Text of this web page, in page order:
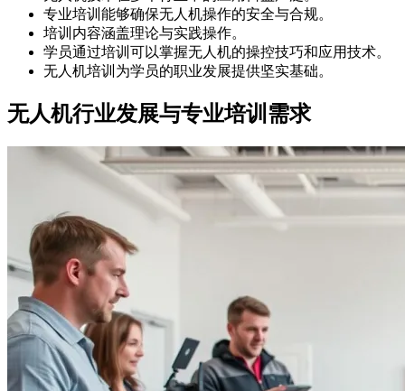
专业培训能够确保无人机操作的安全与合规。
培训内容涵盖理论与实践操作。
学员通过培训可以掌握无人机的操控技巧和应用技术。
无人机培训为学员的职业发展提供坚实基础。
无人机行业发展与专业培训需求